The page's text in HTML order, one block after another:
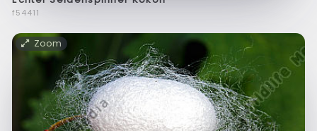
f54411
Zoom